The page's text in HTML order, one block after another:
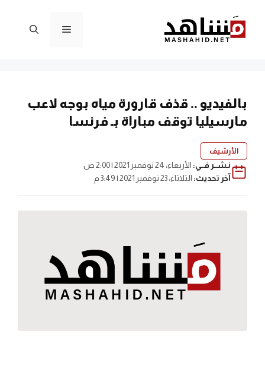
المحتوى
القائمة
بالفيديو .. قذف قارورة مياه بوجه لاعب
مارسيليا توقف مباراة بـ فرنسا
الأرشيف
نـشــر فــي: الأربعاء، 24 نوفمبر 2021 | 2:00 ص
آخر تحديث: الثلاثاء، 23 نوفمبر 2021 | 3:49 م